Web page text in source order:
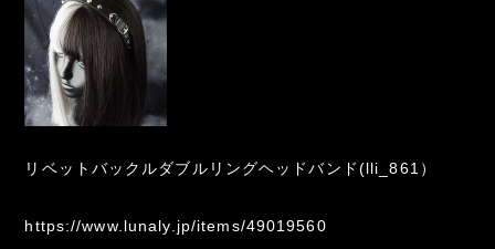
リベットバックルダブルリングヘッドバンド(lli_861）
https://www.lunaly.jp/items/49019560